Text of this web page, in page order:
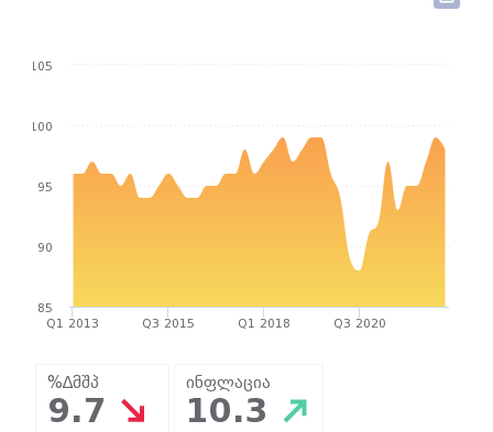
Q1 2013 Q3 2015 Q1 2018 Q3 2020
85
90
95
100
105
%∆მშპ
9.7
ინფლაცია
10.3